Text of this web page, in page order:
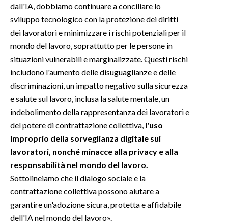
dall'IA, dobbiamo continuare a conciliare lo
sviluppo tecnologico con la protezione dei diritti
dei lavoratori e minimizzare i rischi potenziali per il
mondo del lavoro, soprattutto per le persone in
situazioni vulnerabili e marginalizzate. Questi rischi
includono l'aumento delle disuguaglianze e delle
discriminazioni, un impatto negativo sulla sicurezza
e salute sul lavoro, inclusa la salute mentale, un
indebolimento della rappresentanza dei lavoratori e
del potere di contrattazione collettiva, l'uso
improprio della sorveglianza digitale sui
lavoratori, nonché minacce alla privacy e alla
responsabilità nel mondo del lavoro.
Sottolineiamo che il dialogo sociale e la
contrattazione collettiva possono aiutare a
garantire un'adozione sicura, protetta e affidabile
dell'IA nel mondo del lavoro».